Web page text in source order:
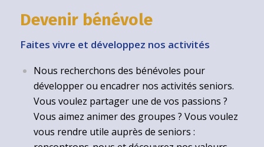
Devenir bénévole
Faites vivre et développez nos activités
Nous recherchons des bénévoles pour
développer ou encadrer nos activités seniors.
Vous voulez partager une de vos passions ?
Vous aimez animer des groupes ? Vous voulez
vous rendre utile auprès de seniors :